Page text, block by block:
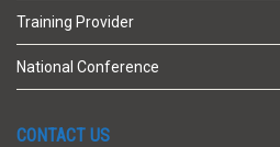
Training Provider
National Conference
CONTACT US